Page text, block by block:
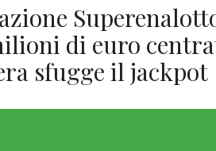
di euro
sfugge il jackpot